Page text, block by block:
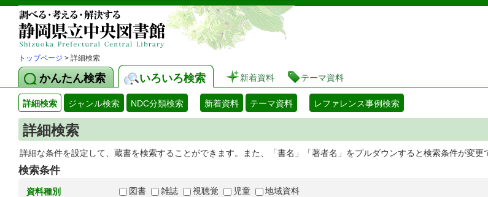
静岡県立図書館 蔵書検索・予約システム
トップページ > 詳細検索
かんたん検索 いろいろ検索 新着資料 テーマ資料
詳細検索 ジャンル検索 NDC分類検索 新着資料 テーマ資料 レファレンス事例検索
詳細検索
詳細な条件を設定して、蔵書を検索することができます。また、「書名」「著者名」をプルダウンすると検索条件が変更
検索条件
資料種別 図書 雑誌 視聴覚 児童 地域資料